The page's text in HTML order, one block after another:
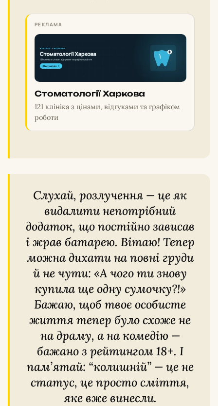
РЕКЛАМА
Стоматології Харкова
121 клініка з цінами, відгуками та графіком
роботи
Слухай, розлучення — це як
видалити непотрібний
додаток, що постійно зависав
і жрав батарею. Вітаю! Тепер
можна дихати на повні груди
й не чути: «А чого ти знову
купила ще одну сумочку?!»
Бажаю, щоб твоє особисте
життя тепер було схоже не
на драму, а на комедію —
бажано з рейтингом 18+. І
пам’ятай: “колишній” — це не
статус, це просто сміття,
яке вже винесли.